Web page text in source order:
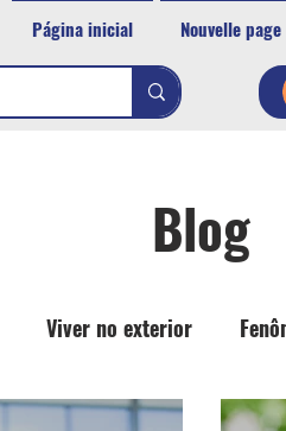
Página inicial Nouvelle page
Blog
Viver no exterior